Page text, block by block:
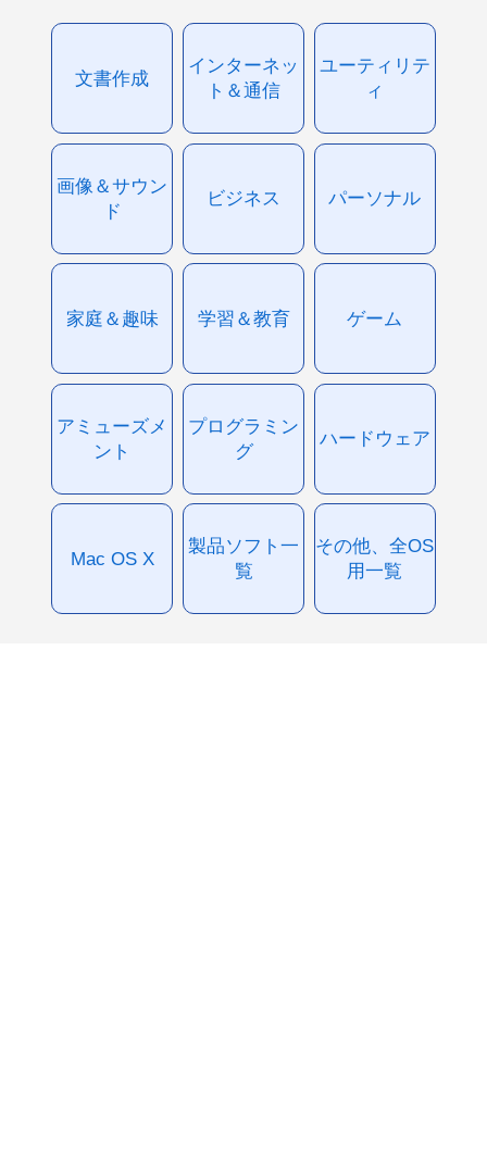
文書作成
インターネッ
ト＆通信
ユーティリテ
ィ
画像＆サウン
ド
ビジネス パーソナル
家庭＆趣味 学習＆教育 ゲーム
アミューズメ
ント
プログラミン
グ
ハードウェア
Mac OS X
製品ソフト一
覧
その他、全OS
用一覧